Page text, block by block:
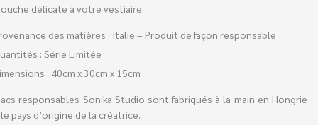
délicate à votre vestiaire.
des matières : Italie – Produit de façon responsable
: Série Limitée
: 40cm x 30cm x 15cm
responsables Sonika Studio sont fabriqués à la main en Hongrie
pays d’origine de la créatrice.